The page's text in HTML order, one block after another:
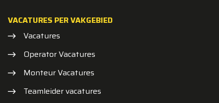
VACATURES PER VAKGEBIED
Vacatures
Operator Vacatures
Monteur Vacatures
Teamleider vacatures